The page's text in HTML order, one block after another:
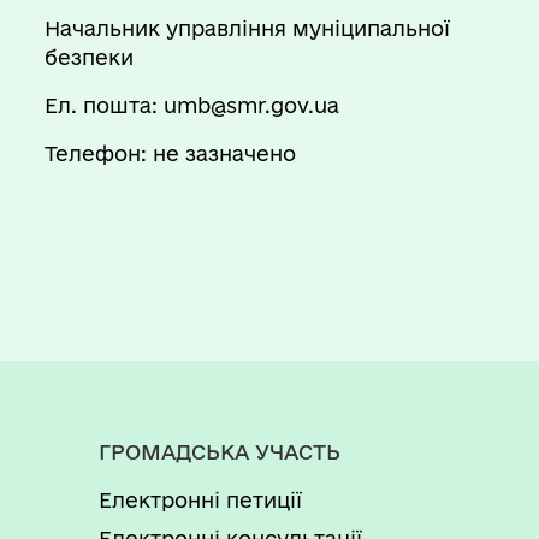
Начальник управління муніципальної
безпеки
Ел. пошта: umb@smr.gov.ua
Телефон: не зазначено
ГРОМАДСЬКА УЧАСТЬ
Електронні петиції